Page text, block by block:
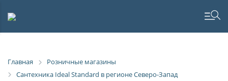
Главная
Розничные магазины
Сантехника Ideal Standard в регионе Северо-Запад